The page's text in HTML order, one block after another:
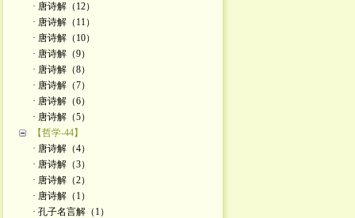
· 唐诗解（12）
· 唐诗解（11）
· 唐诗解（10）
· 唐诗解（9）
· 唐诗解（8）
· 唐诗解（7）
· 唐诗解（6）
· 唐诗解（5）
【哲学-44】
· 唐诗解（4）
· 唐诗解（3）
· 唐诗解（2）
· 唐诗解（1）
· 孔子名言解（1）